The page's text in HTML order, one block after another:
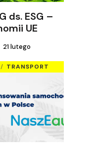
ds. ESG –
UE
21 lutego
TRANSPORT